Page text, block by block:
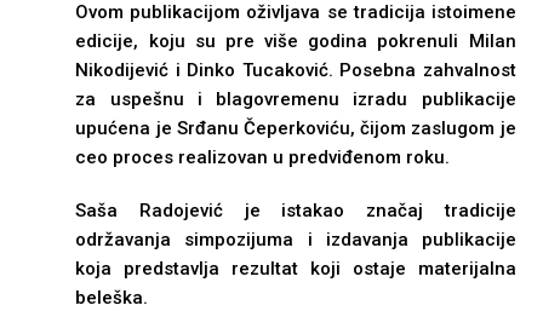
Ovom publikacijom oživljava se tradicija istoimene
edicije, koju su pre više godina pokrenuli Milan
Nikodijević i Dinko Tucaković. Posebna zahvalnost
za uspešnu i blagovremenu izradu publikacije
upućena je Srđanu Čeperkoviću, čijom zaslugom je
ceo proces realizovan u predviđenom roku.
Saša Radojević je istakao značaj tradicije
održavanja simpozijuma i izdavanja publikacije
koja predstavlja rezultat koji ostaje materijalna
beleška.